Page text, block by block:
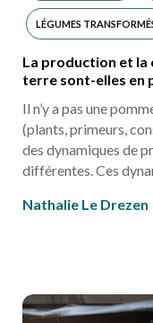
LÉGUMES
La production et la
terre sont-elles en
Il n’y a pas une
(plants, primeurs,
des dynamiques de
différentes. Ces
Nathalie Le Drezen